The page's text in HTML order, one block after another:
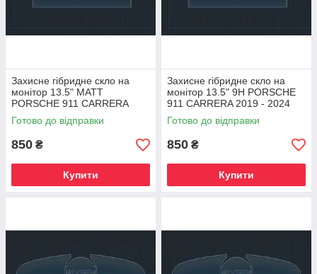
Захисне гібридне скло на
монітор 13.5" MATT
PORSCHE 911 CARRERA
2019 - 2024
Готово до відправки
850 ₴
Купити
Захисне гібридне скло на
монітор 13.5" 9H PORSCHE
911 CARRERA 2019 - 2024
Готово до відправки
850 ₴
Купити